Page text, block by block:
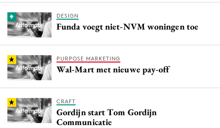
DESIGN
Funda voegt niet-NVM woningen toe
PURPOSE MARKETING
Wal-Mart met nieuwe pay-off
CRAFT
Gordijn start Tom Gordijn
Communicatie